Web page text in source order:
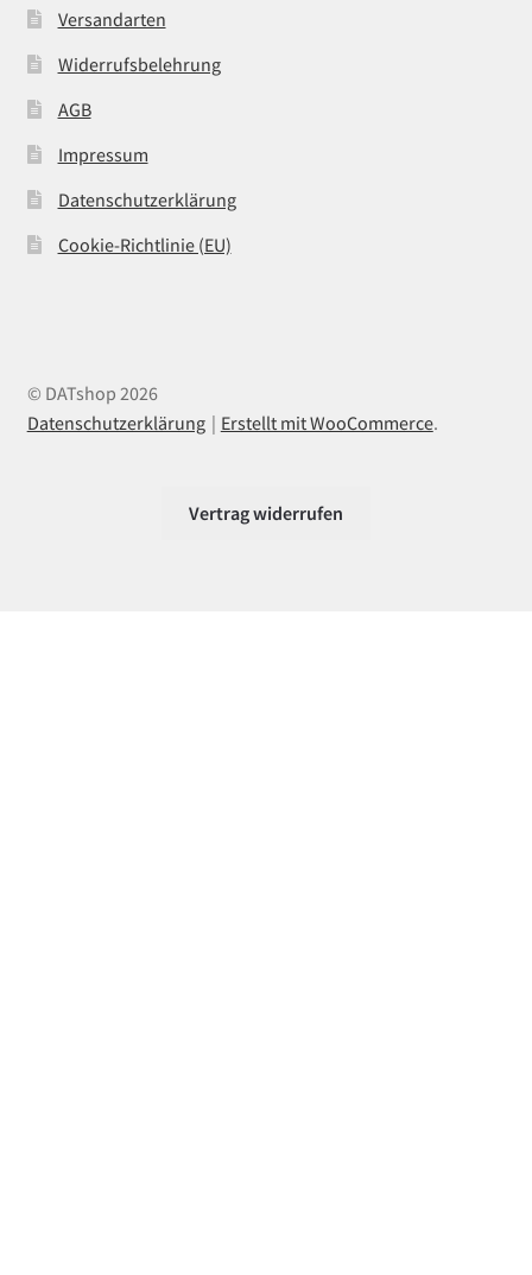
Versandarten
Widerrufsbelehrung
AGB
Impressum
Datenschutzerklärung
Cookie-Richtlinie (EU)
© DATshop 2026
Datenschutzerklärung
Erstellt mit WooCommerce.
Vertrag widerrufen